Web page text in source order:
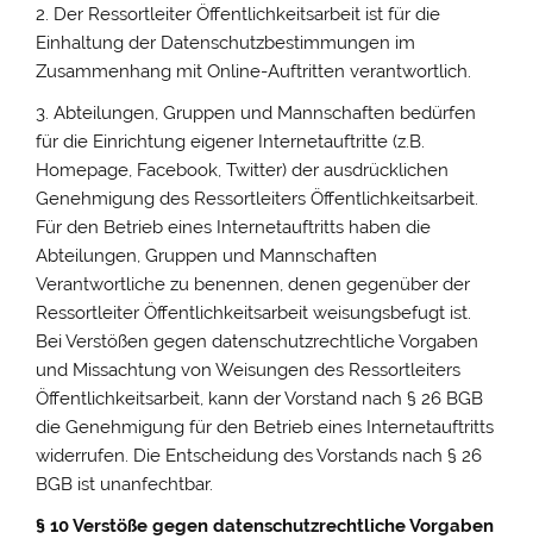
2. Der Ressortleiter Öffentlichkeitsarbeit ist für die
Einhaltung der Datenschutzbestimmungen im
Zusammenhang mit Online-Auftritten verantwortlich.
3. Abteilungen, Gruppen und Mannschaften bedürfen
für die Einrichtung eigener Internetauftritte (z.B.
Homepage, Facebook, Twitter) der ausdrücklichen
Genehmigung des Ressortleiters Öffentlichkeitsarbeit.
Für den Betrieb eines Internetauftritts haben die
Abteilungen, Gruppen und Mannschaften
Verantwortliche zu benennen, denen gegenüber der
Ressortleiter Öffentlichkeitsarbeit weisungsbefugt ist.
Bei Verstößen gegen datenschutzrechtliche Vorgaben
und Missachtung von Weisungen des Ressortleiters
Öffentlichkeitsarbeit, kann der Vorstand nach § 26 BGB
die Genehmigung für den Betrieb eines Internetauftritts
widerrufen. Die Entscheidung des Vorstands nach § 26
BGB ist unanfechtbar.
§ 10 Verstöße gegen datenschutzrechtliche Vorgaben